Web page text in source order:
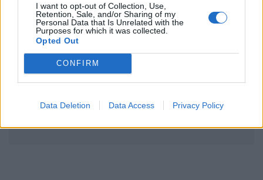
I want to opt-out of Collection, Use,
Retention, Sale, and/or Sharing of my
Personal Data that Is Unrelated with the
Purposes for which it was collected.
Opted Out
CONFIRM
Data Deletion Data Access Privacy Policy
az éves előfizetés keretében tehát 10 havi díjért
cserébe 12 havi szolgáltatást kapnak olvasóink.
További információ és csatlakozás az alábbi gombra
kattintva!
Signature előfizetés
MÁR ELŐFIZETŐNK VAGY?BEJELENTKEZÉS